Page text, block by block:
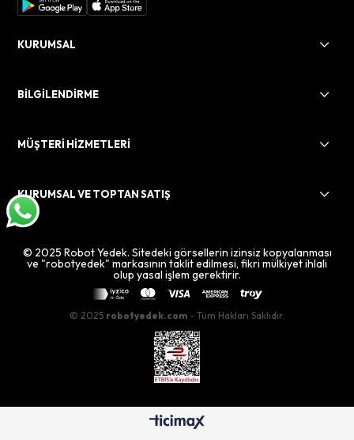
KURUMSAL
BİLGİLENDİRME
MÜŞTERİ HİZMETLERİ
KURUMSAL VE TOPTAN SATIŞ
© 2025 Robot Yedek. Sitedeki görsellerin izinsiz kopyalanması
ve "robotyedek" markasının taklit edilmesi, fikri mülkiyet ihlali
olup yasal işlem gerektirir.
© 2025 robotyedek.com - Tüm Hakları Saklıdır.